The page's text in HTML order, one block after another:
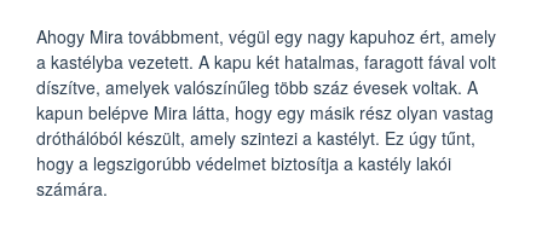
Ahogy Mira továbbment, végül egy nagy kapuhoz ért, amely
a kastélyba vezetett. A kapu két hatalmas, faragott fával volt
díszítve, amelyek valószínűleg több száz évesek voltak. A
kapun belépve Mira látta, hogy egy másik rész olyan vastag
dróthálóból készült, amely szintezi a kastélyt. Ez úgy tűnt,
hogy a legszigorúbb védelmet biztosítja a kastély lakói
számára.